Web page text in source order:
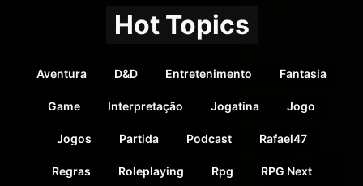
Hot Topics
Aventura D&D Entretenimento Fantasia
Game Interpretação Jogatina Jogo
Jogos Partida Podcast Rafael47
Regras Roleplaying Rpg RPG Next